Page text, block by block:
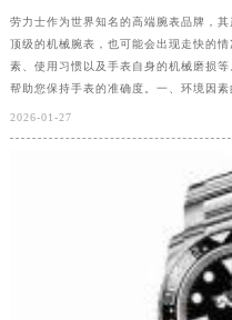
劳力士作为世界知名的高端腕表品牌，
顶级的机械腕表，也可能会出现走快的
素、使用习惯以及手表自身的机械磨损
帮助您保持手表的准确度。一、环境因
2026-01-27